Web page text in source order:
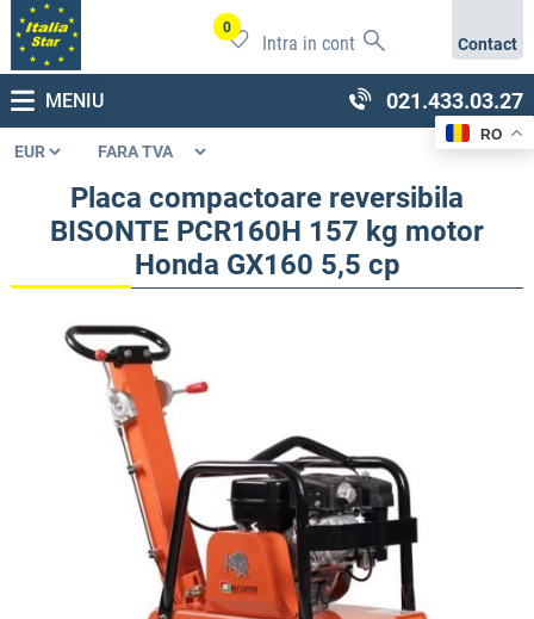
0
Intra in cont Contact
MENIU 021.433.03.27
Placa compactoare reversibila
BISONTE PCR160H 157 kg motor
Honda GX160 5,5 cp
RO